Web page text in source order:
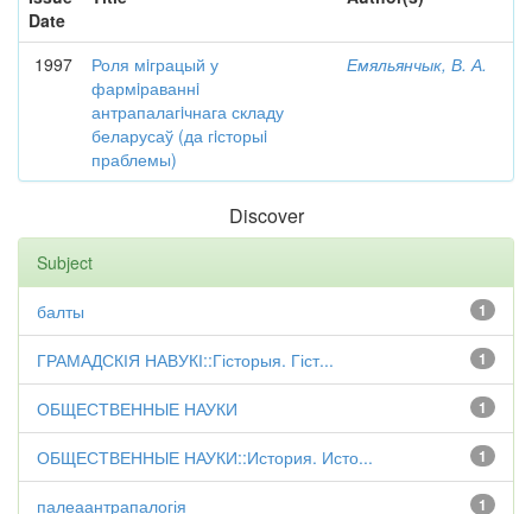
Date
1997
Роля мiграцый у
фармiраваннi
антрапалагiчнага складу
беларусаў (да гiсторыi
праблемы)
Емяльянчык, В. А.
Discover
Subject
1
балты
1
ГРАМАДСКІЯ НАВУКІ::Гісторыя. Гіст...
1
ОБЩЕСТВЕННЫЕ НАУКИ
1
ОБЩЕСТВЕННЫЕ НАУКИ::История. Исто...
1
палеаантрапалогія